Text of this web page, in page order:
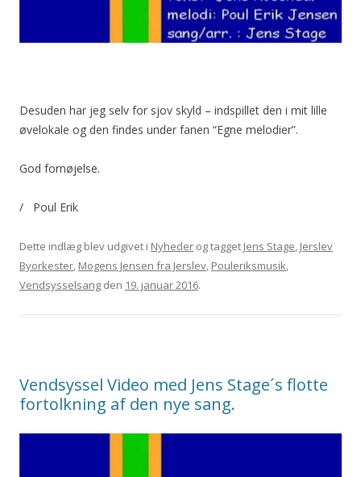
Desuden har jeg selv for sjov skyld – indspillet den i mit lille
øvelokale og den findes under fanen “Egne melodier”.
God fornøjelse.
/ Poul Erik
Dette indlæg blev udgivet i Nyheder og tagget Jens Stage, Jerslev
Byorkester, Mogens Jensen fra Jerslev, Pouleriksmusik,
Vendsysselsang den 19. januar 2016.
Vendsyssel Video med Jens Stage´s flotte
fortolkning af den nye sang.